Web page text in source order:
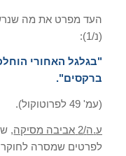
העד מפרט את מה
(נ/1):
"בגלגל האחורי
ברקסים".
(עמ' 49 לפרוטוקול).
ע.ה/2 אביבה מסיקה,
לפרטים שמסרה